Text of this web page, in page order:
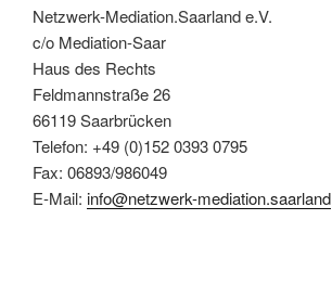
Netzwerk-Mediation.Saarland e.V.
c/o Mediation-Saar
Haus des Rechts
Feldmannstraße 26
66119 Saarbrücken
Telefon: +49 (0)152 0393 0795
Fax: 06893/986049
E-Mail: info@netzwerk-mediation.saarland